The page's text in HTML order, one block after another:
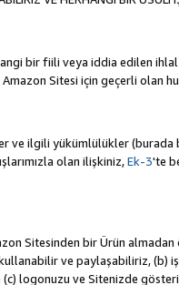
bir fiili veya iddia edilen
Sitesi için geçerli olan
ve ilgili yükümlülükler
olan ilişkiniz,Ek-3'te
Sitesinden bir Ürün
ve paylaşabiliriz, (b)
ve Sitenizde